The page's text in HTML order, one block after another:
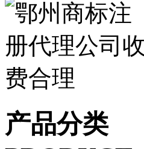
产品分类